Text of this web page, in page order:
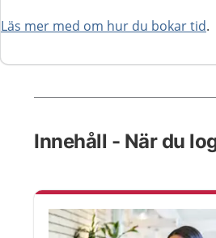
Läs mer med om hur du bokar tid.
Innehåll - När du